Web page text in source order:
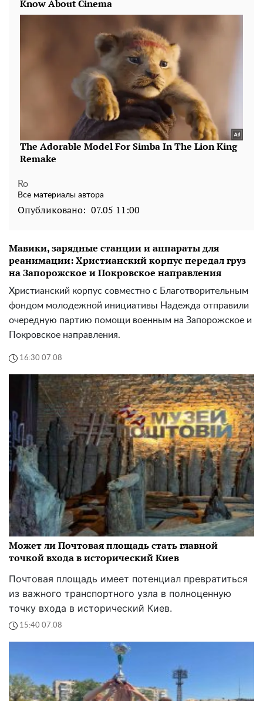
Ro
Все материалы автора
Опубликовано: 07.05 11:00
Мавики, зарядные станции и аппараты для
реанимации: Христианский корпус передал груз
на Запорожское и Покровское направления
Христианский корпус совместно с Благотворительным
фондом молодежной инициативы Надежда отправили
очередную партию помощи военным на Запорожское и
Покровское направления.
16:30 07.08
Может ли Почтовая площадь стать главной
точкой входа в исторический Киев
Почтовая площадь имеет потенциал превратиться
из важного транспортного узла в полноценную
точку входа в исторический Киев.
15:40 07.08